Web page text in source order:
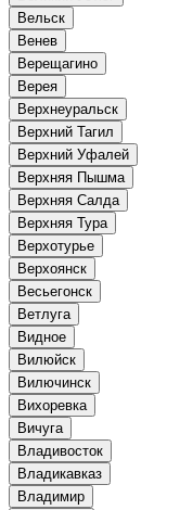
Вельск
Венев
Верещагино
Верея
Верхнеуральск
Верхний Тагил
Верхний Уфалей
Верхняя Пышма
Верхняя Салда
Верхняя Тура
Верхотурье
Верхоянск
Весьегонск
Ветлуга
Видное
Вилюйск
Вилючинск
Вихоревка
Вичуга
Владивосток
Владикавказ
Владимир